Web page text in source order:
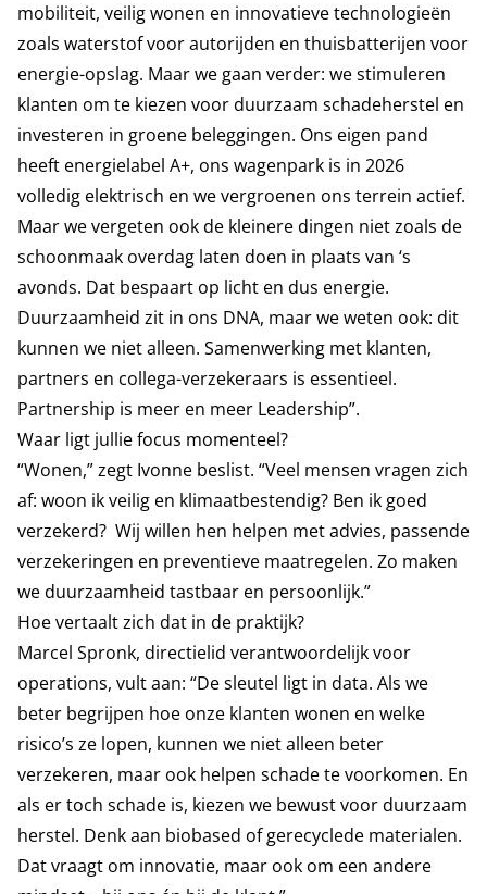
mobiliteit, veilig wonen en innovatieve technologieën
zoals waterstof voor autorijden en thuisbatterijen voor
energie-opslag. Maar we gaan verder: we stimuleren
klanten om te kiezen voor duurzaam schadeherstel en
investeren in groene beleggingen. Ons eigen pand
heeft energielabel A+, ons wagenpark is in 2026
volledig elektrisch en we vergroenen ons terrein actief.
Maar we vergeten ook de kleinere dingen niet zoals de
schoonmaak overdag laten doen in plaats van ‘s
avonds. Dat bespaart op licht en dus energie.
Duurzaamheid zit in ons DNA, maar we weten ook: dit
kunnen we niet alleen. Samenwerking met klanten,
partners en collega-verzekeraars is essentieel.
Partnership is meer en meer Leadership”.
Waar ligt jullie focus momenteel?
“Wonen,” zegt Ivonne beslist. “Veel mensen vragen zich
af: woon ik veilig en klimaatbestendig? Ben ik goed
verzekerd? Wij willen hen helpen met advies, passende
verzekeringen en preventieve maatregelen. Zo maken
we duurzaamheid tastbaar en persoonlijk.”
Hoe vertaalt zich dat in de praktijk?
Marcel Spronk, directielid verantwoordelijk voor
operations, vult aan: “De sleutel ligt in data. Als we
beter begrijpen hoe onze klanten wonen en welke
risico’s ze lopen, kunnen we niet alleen beter
verzekeren, maar ook helpen schade te voorkomen. En
als er toch schade is, kiezen we bewust voor duurzaam
herstel. Denk aan biobased of gerecyclede materialen.
Dat vraagt om innovatie, maar ook om een andere